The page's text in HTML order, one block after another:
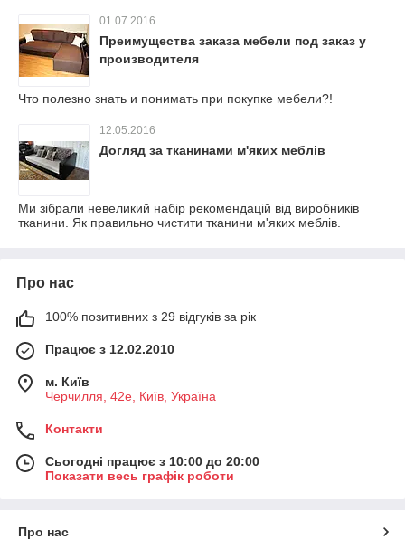
01.07.2016
Преимущества заказа мебели под заказ у
производителя
Что полезно знать и понимать при покупке мебели?!
12.05.2016
Догляд за тканинами м'яких меблів
Ми зібрали невеликий набір рекомендацій від виробників
тканини. Як правильно чистити тканини м'яких меблів.
Про нас
100% позитивних з 29 відгуків за рік
Працює з 12.02.2010
м. Київ
Черчилля, 42е, Київ, Україна
Контакти
Сьогодні працює з 10:00 до 20:00
Показати весь графік роботи
Про нас